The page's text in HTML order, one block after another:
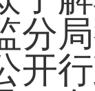
分
开